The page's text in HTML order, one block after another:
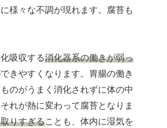
様々な不調が現れます。腐苔も
吸収する消化器系の働きが弱っ
きやすくなります。胃腸の働き
のがうまく消化されずに体の中
れが熱に変わって腐苔となりま
りすぎることも、体内に湿気を